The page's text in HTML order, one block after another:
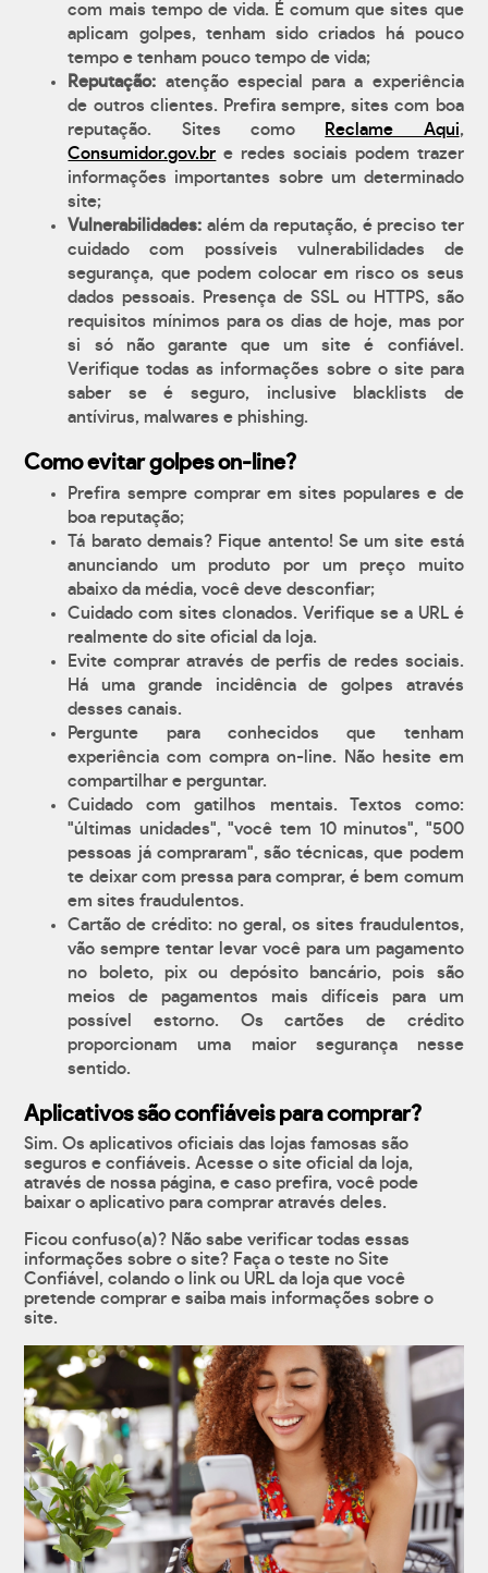
com mais tempo de vida. É comum que sites que
aplicam golpes, tenham sido criados há pouco
tempo e tenham pouco tempo de vida;
Reputação: atenção especial para a experiência
de outros clientes. Prefira sempre, sites com boa
reputação. Sites como
Reclame Aqui,
Consumidor.gov.br e redes sociais podem trazer
informações importantes sobre um determinado
site;
Vulnerabilidades: além da reputação, é preciso ter
cuidado com possíveis vulnerabilidades de
segurança, que podem colocar em risco os seus
dados pessoais. Presença de SSL ou HTTPS, são
requisitos mínimos para os dias de hoje, mas por
si só não garante que um site é confiável.
Verifique todas as informações sobre o site para
saber se é seguro, inclusive blacklists de
antívirus, malwares e phishing.
Como evitar golpes on-line?
Prefira sempre comprar em sites populares e de
boa reputação;
Tá barato demais? Fique antento! Se um site está
anunciando um produto por um preço muito
abaixo da média, você deve desconfiar;
Cuidado com sites clonados. Verifique se a URL é
realmente do site oficial da loja.
Evite comprar através de perfis de redes sociais.
Há uma grande incidência de golpes através
desses canais.
Pergunte para conhecidos que tenham
experiência com compra on-line. Não hesite em
compartilhar e perguntar.
Cuidado com gatilhos mentais. Textos como:
"últimas unidades", "você tem 10 minutos", "500
pessoas já compraram", são técnicas, que podem
te deixar com pressa para comprar, é bem comum
em sites fraudulentos.
Cartão de crédito: no geral, os sites fraudulentos,
vão sempre tentar levar você para um pagamento
no boleto, pix ou depósito bancário, pois são
meios de pagamentos mais difíceis para um
possível estorno. Os cartões de crédito
proporcionam uma maior segurança nesse
sentido.
Aplicativos são confiáveis para comprar?
Sim. Os aplicativos oficiais das lojas famosas são
seguros e confiáveis. Acesse o site oficial da loja,
através de nossa página, e caso prefira, você pode
baixar o aplicativo para comprar através deles.
Ficou confuso(a)? Não sabe verificar todas essas
informações sobre o site? Faça o teste no Site
Confiável, colando o link ou URL da loja que você
pretende comprar e saiba mais informações sobre o
site.